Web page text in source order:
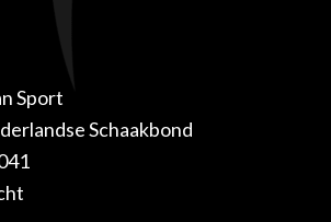
Sport
Schaakbond